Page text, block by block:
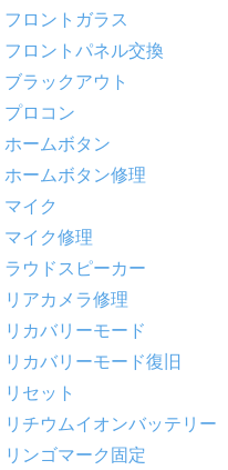
フロントガラス
フロントパネル交換
ブラックアウト
プロコン
ホームボタン
ホームボタン修理
マイク
マイク修理
ラウドスピーカー
リアカメラ修理
リカバリーモード
リカバリーモード復旧
リセット
リチウムイオンバッテリー
リンゴマーク固定